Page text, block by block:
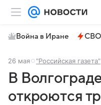
Война в Иране СВО
26 мая "Российская газета"
В
откроются